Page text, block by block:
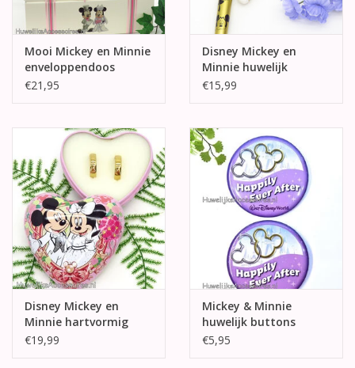
Mooi Mickey en Minnie
enveloppendoos
€21,95
Disney Mickey en
Minnie huwelijk
pennen
€15,99
Disney Mickey en
Minnie hartvormig
ringdoosje
€19,99
Mickey & Minnie
huwelijk buttons
€5,95